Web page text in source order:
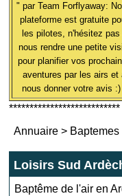
" par Team Forflyaway:
plateforme est gratuite
les pilotes, n'hésitez pas
nous rendre une petite
pour planifier vos
aventures par les airs et
nous donner votre avis :)
***************************
Annuaire > Baptemes
Loisirs Sud
Baptême de l'air en